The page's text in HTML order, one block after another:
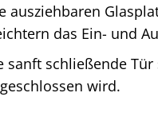
ausziehbaren
das Ein- und
sanft schließende
wird.